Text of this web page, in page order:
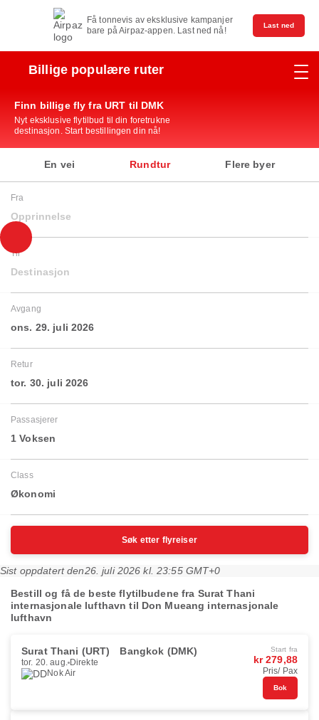
Få tonnevis av eksklusive kampanjer
bare på Airpaz-appen. Last ned nå!
Last ned
Billige populære ruter
Finn billige fly fra URT til DMK
Nyt eksklusive flytilbud til din foretrukne
destinasjon. Start bestillingen din nå!
En vei Rundtur Flere byer
Fra
Opprinnelse
Til
Destinasjon
Avgang
ons. 29. juli 2026
Retur
tor. 30. juli 2026
Passasjerer
1 Voksen
Class
Økonomi
Søk etter flyreiser
Sist oppdatert den26. juli 2026 kl. 23:55 GMT+0
Bestill og få de beste flytilbudene fra Surat Thani
internasjonale lufthavn til Don Mueang internasjonale
lufthavn
Surat Thani (URT) Bangkok (DMK)
tor. 20. aug. Direkte
Nok Air
Start fra
kr 279,88
Pris/ Pax
Bok